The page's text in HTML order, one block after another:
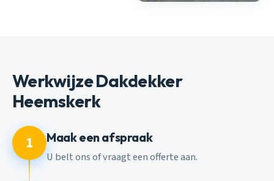
Werkwijze Dakdekker
Heemskerk
1 Maak een afspraak
U belt ons of vraagt een offerte aan.